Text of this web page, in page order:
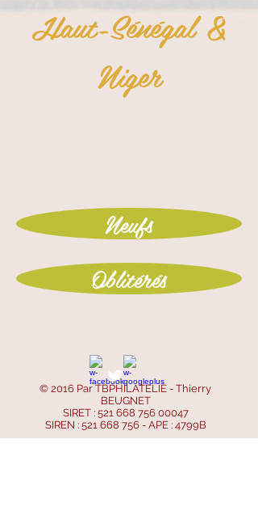
Haut-Sénégal &
Niger
Neufs
Oblitérés
© 2016 Par TBPHILATELIE - Thierry
BEUGNET
SIRET : 521 668 756 00047
SIREN : 521 668 756- APE : 4799B